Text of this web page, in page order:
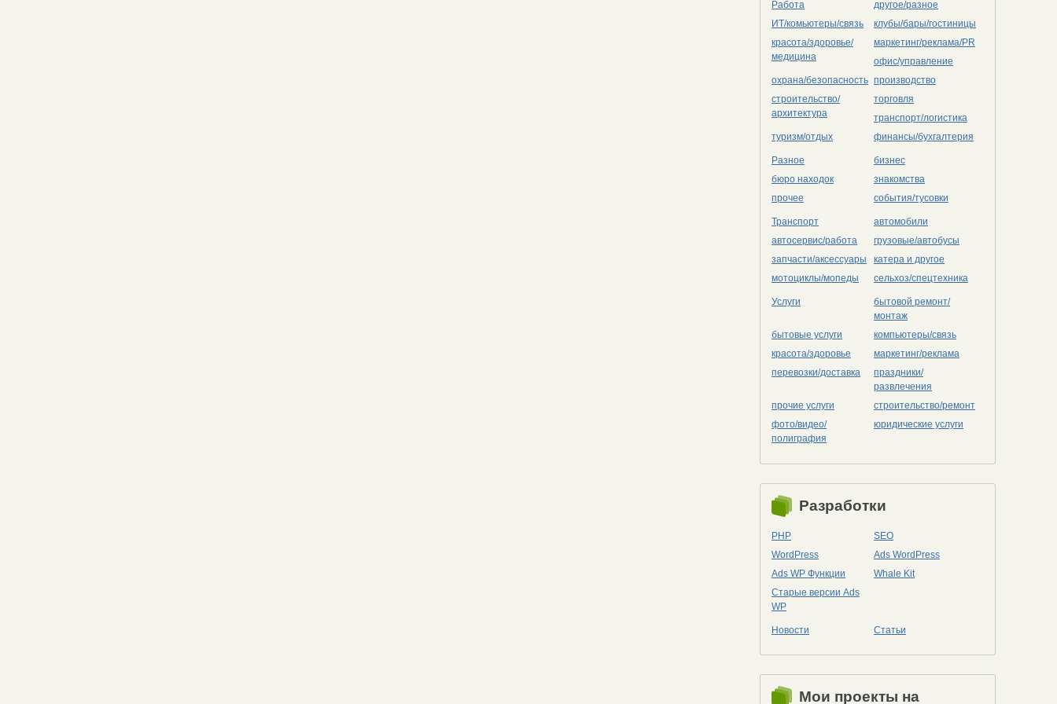
Работа
другое/разное
ИТ/комьютеры/связь
клубы/бары/гостиницы
красота/здоровье/
медицина
маркетинг/реклама/PR
офис/управление
охрана/безопасность производство
строительство/
архитектура
торговля
транспорт/логистика
туризм/отдых
финансы/бухгалтерия
Разное
бизнес
бюро находок
знакомства
прочее
события/тусовки
Транспорт
автомобили
автосервис/работа
грузовые/автобусы
запчасти/аксессуары
катера и другое
мотоциклы/мопеды
сельхоз/cпецтехника
Услуги
бытовой ремонт/
монтаж
бытовые услуги
компьютеры/cвязь
красота/здоровье
маркетинг/реклама
перевозки/доставка
праздники/
развлечения
прочие услуги
строительство/ремонт
фото/видео/
полиграфия
юридические услуги
Разработки
PHP
SEO
WordPress
Ads WordPress
Ads WP Функции
Whale Kit
Старые версии Ads
WP
Новости Статьи
Мои проекты на